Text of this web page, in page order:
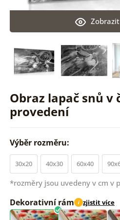
Obraz lapač snů v
provedení
Výběr rozměru:
30x20 40x30 60x40
*rozměry jsou uvedeny v cm v
Dekorativní rám i zjistit více